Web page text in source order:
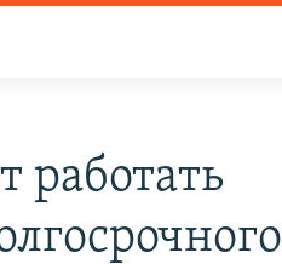
работать